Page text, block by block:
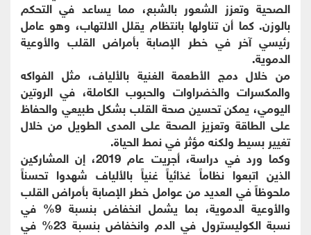
الصحية وتعزز الشعور بالشبع، مما يساعد في التحكم
بالوزن. كما أن تناولها بانتظام يقلل الالتهاب، وهو عامل
رئيسي آخر في خطر الإصابة بأمراض القلب والأوعية
الدموية.
من خلال دمج الأطعمة الغنية بالألياف، مثل الفواكه
والمكسرات والخضراوات والحبوب الكاملة، في الروتين
اليومي، يمكن تحسين صحة القلب بشكل طبيعي والحفاظ
على الطاقة وتعزيز الصحة على المدى الطويل من خلال
تغيير بسيط ولكنه مؤثر في نمط الحياة.
وكما ورد في دراسة، أجريت عام 2019، إن المشاركين
الذين اتبعوا نظاماً غذائياً غنياً بالألياف شهدوا تحسناً
ملحوظاً في العديد من عوامل خطر الإصابة بأمراض القلب
والأوعية الدموية، بما يشمل انخفاض بنسبة 9% في
نسبة الكوليسترول في الدم وانخفاض بنسبة 23% في